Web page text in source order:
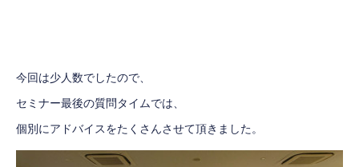
今回は少人数でしたので、
セミナー最後の質問タイムでは、
個別にアドバイスをたくさんさせて頂きました。